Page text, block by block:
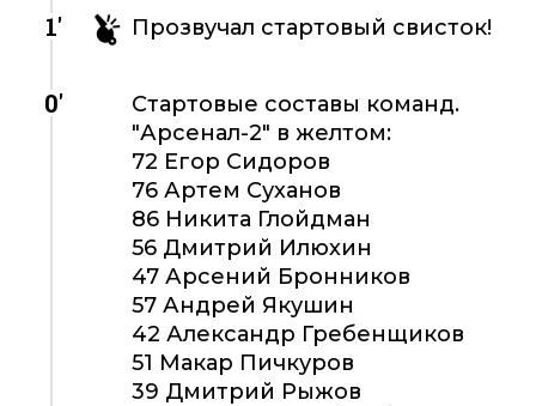
1' Прозвучал стартовый свисток!
0'
Стартовые составы команд.
"Арсенал-2" в желтом:
72 Егор Сидоров
76 Артем Суханов
86 Никита Глойдман
56 Дмитрий Илюхин
47 Арсений Бронников
57 Андрей Якушин
42 Александр Гребенщиков
51 Макар Пичкуров
39 Дмитрий Рыжов